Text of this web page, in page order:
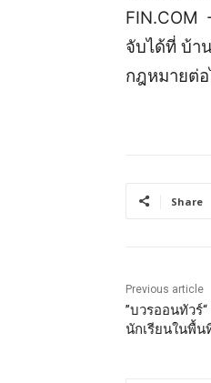
FIN.COM
จับได้ที่ บ้า
กฎหมายต่อ
Share
Previous article
”บวรออนทัวร์
นักเรียนในพื้